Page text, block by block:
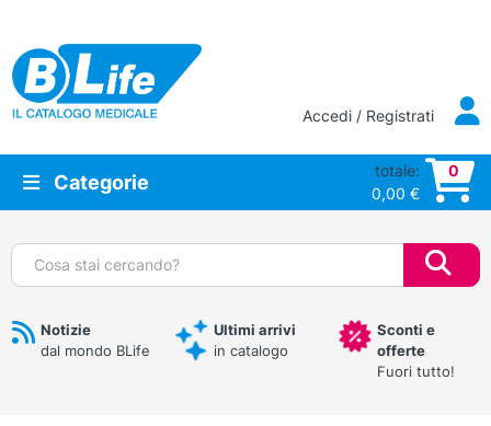
Vai al contenuto principale
Accedi / Registrati
Categorie
totale:
0,00 €
0
Cerca:
Notizie
dal mondo BLife
Ultimi arrivi
in catalogo
Sconti e
offerte
Fuori tutto!